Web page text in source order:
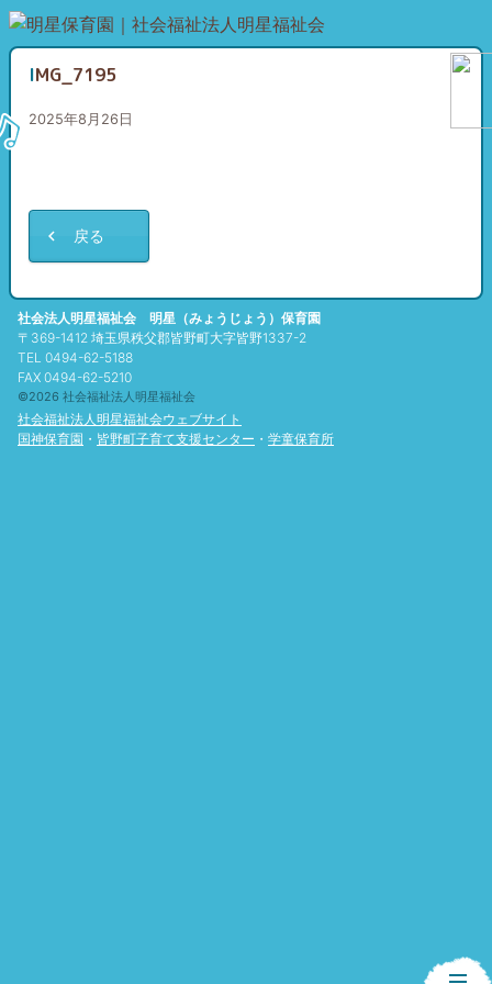
IMG_7195
2025年8月26日
戻る
社会法人明星福祉会 明星（みょうじょう）保育園
〒369-1412 埼玉県秩父郡皆野町大字皆野1337-2
TEL 0494-62-5188
FAX 0494-62-5210
©2026 社会福祉法人明星福祉会
社会福祉法人明星福祉会ウェブサイト
国神保育園 ・ 皆野町子育て支援センター ・ 学童保育所